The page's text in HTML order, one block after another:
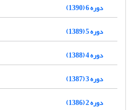
دوره 6 (1390)
دوره 5 (1389)
دوره 4 (1388)
دوره 3 (1387)
دوره 2 (1386)